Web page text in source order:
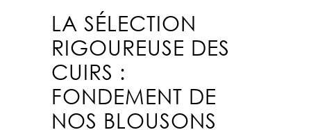
LA SÉLECTION
RIGOUREUSE DES
CUIRS :
FONDEMENT DE
NOS BLOUSONS